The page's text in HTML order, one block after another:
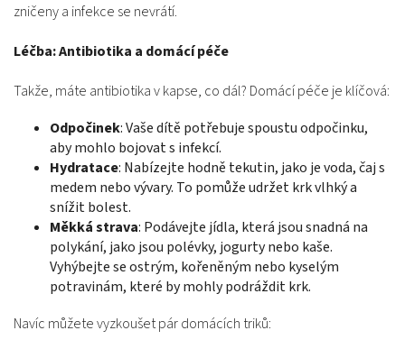
zničeny a infekce se nevrátí.
Léčba: Antibiotika a domácí péče
Takže, máte antibiotika v kapse, co dál? Domácí péče je klíčová:
Odpočinek: Vaše dítě potřebuje spoustu odpočinku,
aby mohlo bojovat s infekcí.
Hydratace: Nabízejte hodně tekutin, jako je voda, čaj s
medem nebo vývary. To pomůže udržet krk vlhký a
snížit bolest.
Měkká strava: Podávejte jídla, která jsou snadná na
polykání, jako jsou polévky, jogurty nebo kaše.
Vyhýbejte se ostrým, kořeněným nebo kyselým
potravinám, které by mohly podráždit krk.
Navíc můžete vyzkoušet pár domácích triků: